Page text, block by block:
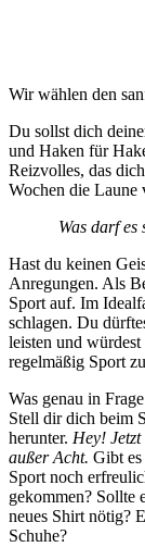
Wir wählen den
Du sollst dich
und Haken für
Reizvolles, das
Wochen die Laune
Was darf
Hast du keinen
Anregungen. Als
Sport auf. Im
schlagen. Du
leisten und
regelmäßig Sport
Was genau in
Stell dir dich beim
herunter. Hey! Jetzt
außer Acht. Gibt
Sport noch
gekommen? Sollte
neues Shirt nötig?
Schuhe?